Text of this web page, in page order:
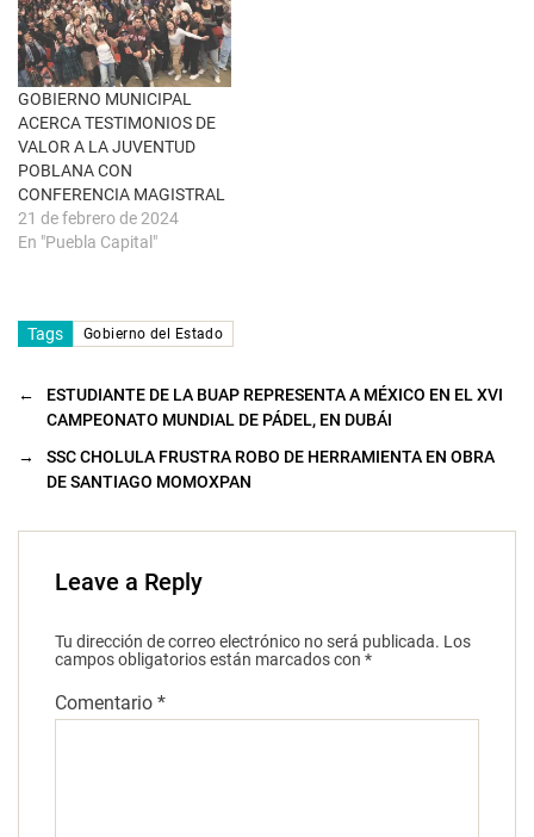
v
e
n
t
a
n
a
n
u
e
v
a
)
GOBIERNO MUNICIPAL
ACERCA TESTIMONIOS DE
VALOR A LA JUVENTUD
POBLANA CON
CONFERENCIA MAGISTRAL
21 de febrero de 2024
En "Puebla Capital"
Tags Gobierno del Estado
←
ESTUDIANTE DE LA BUAP REPRESENTA A MÉXICO EN EL XVI
CAMPEONATO MUNDIAL DE PÁDEL, EN DUBÁI
→
SSC CHOLULA FRUSTRA ROBO DE HERRAMIENTA EN OBRA
DE SANTIAGO MOMOXPAN
Leave a Reply
Tu dirección de correo electrónico no será publicada. Los
campos obligatorios están marcados con *
Comentario *